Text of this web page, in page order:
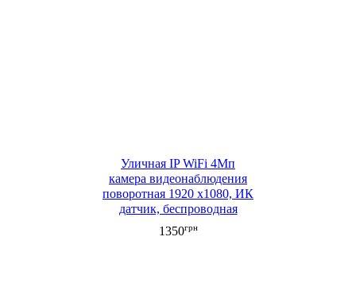
Уличная IP WiFi 4Мп
камера видеонаблюдения
поворотная 1920 х1080, ИК
датчик, беспроводная
передача, двусторонняя
связь
1350грн